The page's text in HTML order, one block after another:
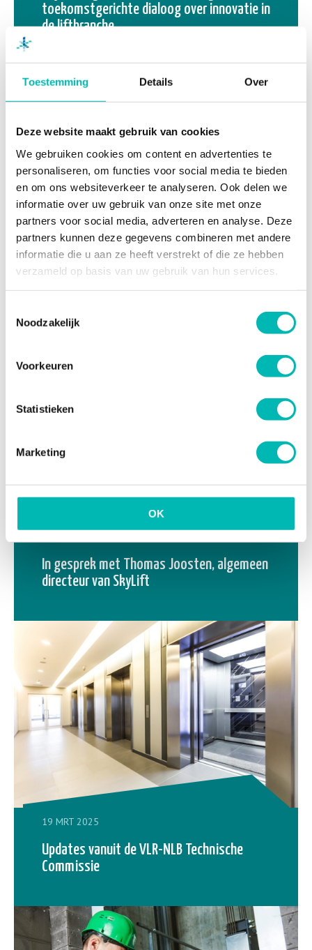
Toestemming Details Over
Deze website maakt gebruik van cookies
We gebruiken cookies om content en advertenties te
personaliseren, om functies voor social media te bieden
en om ons websiteverkeer te analyseren. Ook delen we
informatie over uw gebruik van onze site met onze
partners voor social media, adverteren en analyse. Deze
partners kunnen deze gegevens combineren met andere
informatie die u aan ze heeft verstrekt of die ze hebben
verzameld op basis van uw gebruik van hun services.
Noodzakelijk
Voorkeuren
Statistieken
Marketing
OK
toekomstgerichte dialoog over innovatie in
de liftbranche
19 MRT 2025
FME Digitaliseringsevenement: Realiseer
meer productiviteit binnen jouw bedrijf
In gesprek met Thomas Joosten, algemeen
directeur van SkyLift
19 MRT 2025
Updates vanuit de VLR-NLB Technische
Commissie